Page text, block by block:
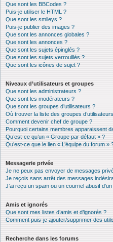
Que sont les BBCodes ?
Puis-je utiliser le HTML ?
Que sont les smileys ?
Puis-je publier des images ?
Que sont les annonces globales ?
Que sont les annonces ?
Que sont les sujets épinglés ?
Que sont les sujets verrouillés ?
Que sont les icônes de sujet ?
Niveaux d’utilisateurs et groupes
Que sont les administrateurs ?
Que sont les modérateurs ?
Que sont les groupes d’utilisateurs ?
Où trouver la liste des groupes
Comment devenir chef de groupe ?
Pourquoi certains membres apparaissent
Qu’est-ce qu’un « Groupe par défaut » ?
Qu’est-ce que le lien « L’équipe du forum »
Messagerie privée
Je ne peux pas envoyer de messages
Je reçois sans arrêt des messages
J’ai reçu un spam ou un courriel abusif
Amis et ignorés
Que sont mes listes d’amis et d’ignorés ?
Comment puis-je ajouter/supprimer des
Recherche dans les forums